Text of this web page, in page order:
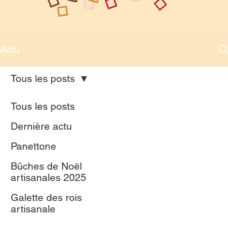
Actu
Tous les posts
Dernière actu
Panettone
Bûches de Noël
artisanales 2025
Galette des rois
artisanale
Tous les posts